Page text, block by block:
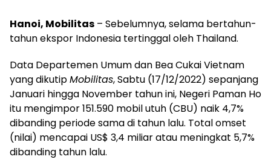
Hanoi, Mobilitas – Sebelumnya, selama bertahun-
tahun ekspor Indonesia tertinggal oleh Thailand.
Data Departemen Umum dan Bea Cukai Vietnam
yang dikutipMobilitas, Sabtu (17/12/2022) sepanjang
Januari hingga November tahun ini, Negeri Paman Ho
itu mengimpor 151.590 mobil utuh (CBU) naik 4,7%
dibanding periode sama di tahun lalu. Total omset
(nilai) mencapai US$ 3,4 miliar atau meningkat 5,7%
dibanding tahun lalu.